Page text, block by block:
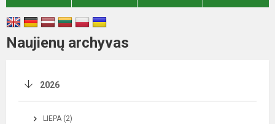
Naujienų archyvas
2026
LIEPA (2)